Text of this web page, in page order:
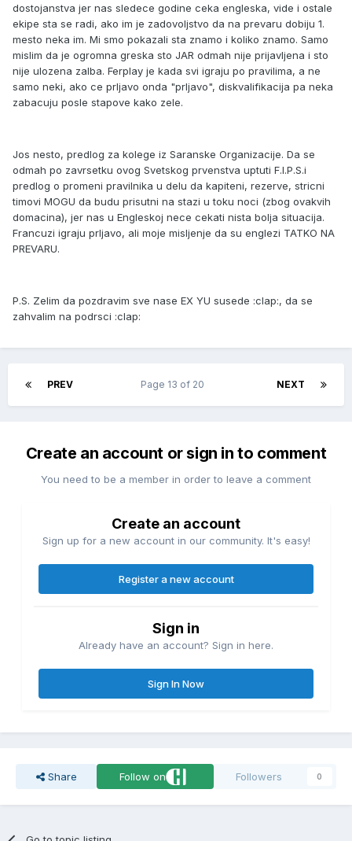
dostojanstva jer nas sledece godine ceka engleska, vide i ostale
ekipe sta se radi, ako im je zadovoljstvo da na prevaru dobiju 1.
mesto neka im. Mi smo pokazali sta znamo i koliko znamo. Samo
mislim da je ogromna greska sto JAR odmah nije prijavljena i sto
nije ulozena zalba. Ferplay je kada svi igraju po pravilima, a ne
samo neki, ako ce prljavo onda "prljavo", diskvalifikacija pa neka
zabacuju posle stapove kako zele.
Jos nesto, predlog za kolege iz Saranske Organizacije. Da se
odmah po zavrsetku ovog Svetskog prvenstva uptuti F.I.P.S.i
predlog o promeni pravilnika u delu da kapiteni, rezerve, stricni
timovi MOGU da budu prisutni na stazi u toku noci (zbog ovakvih
domacina), jer nas u Engleskoj nece cekati nista bolja situacija.
Francuzi igraju prljavo, ali moje misljenje da su englezi TATKO NA
PREVARU.
P.S. Zelim da pozdravim sve nase EX YU susede :clap:, da se
zahvalim na podrsci :clap:
PREV NEXT
Page 13 of 20
Create an account or sign in to comment
You need to be a member in order to leave a comment
Create an account
Sign up for a new account in our community. It's easy!
Register a new account
Sign in
Already have an account? Sign in here.
Sign In Now
Share Follow on Followers 0